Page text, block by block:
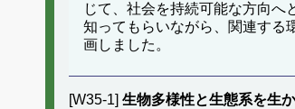
じて、社会を持続可能な方向
知ってもらいながら、関連する
画しました。
[W35-1] 生物多様性と生態系を生